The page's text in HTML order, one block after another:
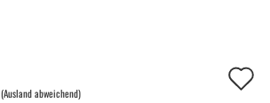
(Ausland abweichend)